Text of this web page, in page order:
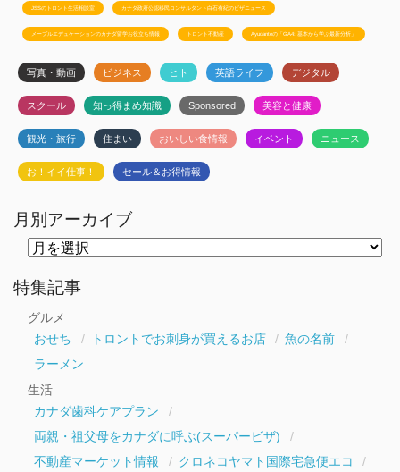
JSSのトロント生活相談室 カナダ政府公認移民コンサルタント白石有紀のビザニュース
メープルエデュケーションのカナダ留学お役立ち情報 トロント不動産 Ayudanteの「GA4: 基本から学ぶ最新分析」
写真・動画 ビジネス ヒト 英語ライフ デジタル
スクール 知っ得まめ知識 Sponsored 美容と健康
観光・旅行 住まい おいしい食情報 イベント ニュース
お！イイ仕事！ セール＆お得情報
月別アーカイブ
ー
カ
特集記事
グルメ
おせち
トロントでお刺身が買えるお店
魚の名前
ラーメン
生活
カナダ歯科ケアプラン
両親・祖父母をカナダに呼ぶ(スーパービザ)
不動産マーケット情報
クロネコヤマト国際宅急便エコ